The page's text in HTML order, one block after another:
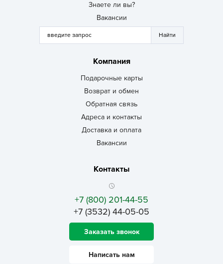
Знаете ли вы?
Вакансии
Компания
Подарочные карты
Возврат и обмен
Обратная связь
Адреса и контакты
Доставка и оплата
Вакансии
Контакты
+7 (800) 201-44-55
+7 (3532) 44-05-05
Заказать звонок
Написать нам